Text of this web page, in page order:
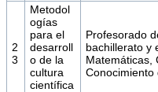
2
3
Metodol
ogías
para el
desarroll
o de la
cultura
científica
Profesorado
bachillerato y
Matemáticas,
Conocimiento